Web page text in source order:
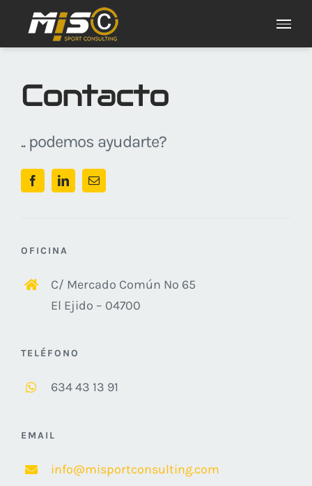
content
Contacto
.. podemos ayudarte?
OFICINA
C/ Mercado Común Nº 65
El Ejido – 04700
TELÉFONO
634 43 13 91
EMAIL
info@misportconsulting.com